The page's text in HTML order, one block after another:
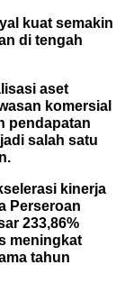
kuat semakin
di tengah
aset
komersial
pendapatan
salah satu
kinerja
Perseroan
233,86%
meningkat
tahun